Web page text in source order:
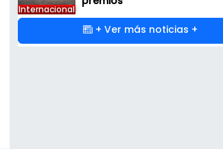
Internacional
+ Ver más noticias +